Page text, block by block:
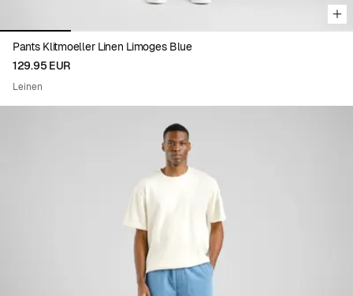
Pants Klitmoeller Linen Limoges Blue
129.95 EUR
Leinen